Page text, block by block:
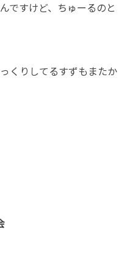
ですけど、ちゅーるのと
くりしてるすずもまたか